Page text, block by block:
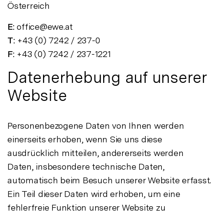
Österreich
E: office@ewe.at
T: +43 (0) 7242 / 237-0
F: +43 (0) 7242 / 237-1221
Datenerhebung auf unserer
Website
Personenbezogene Daten von Ihnen werden
einerseits erhoben, wenn Sie uns diese
ausdrücklich mitteilen, andererseits werden
Daten, insbesondere technische Daten,
automatisch beim Besuch unserer Website erfasst.
Ein Teil dieser Daten wird erhoben, um eine
fehlerfreie Funktion unserer Website zu